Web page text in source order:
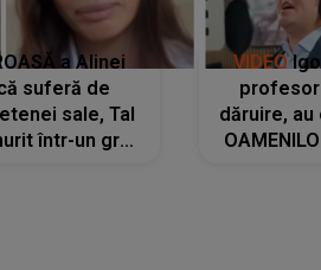
a Alinei
suferă de
sale, Tal
într-un grav
VIDEO
dăruire, au